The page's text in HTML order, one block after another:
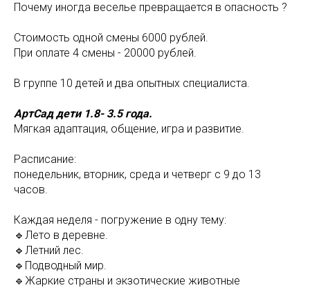
Почему иногда веселье превращается в опасность ?
Стоимость одной смены 6000 рублей.
При оплате 4 смены - 20000 рублей.
В группе 10 детей и два опытных специалиста.
АртСад дети 1.8- 3.5 года.
Мягкая адаптация, общение, игра и развитие.
Расписание:
понедельник, вторник, среда и четверг с 9 до 13
часов.
Каждая неделя - погружение в одну тему:
🔹Лето в деревне.
🔹Летний лес.
🔹Подводный мир.
🔹Жаркие страны и экзотические животные